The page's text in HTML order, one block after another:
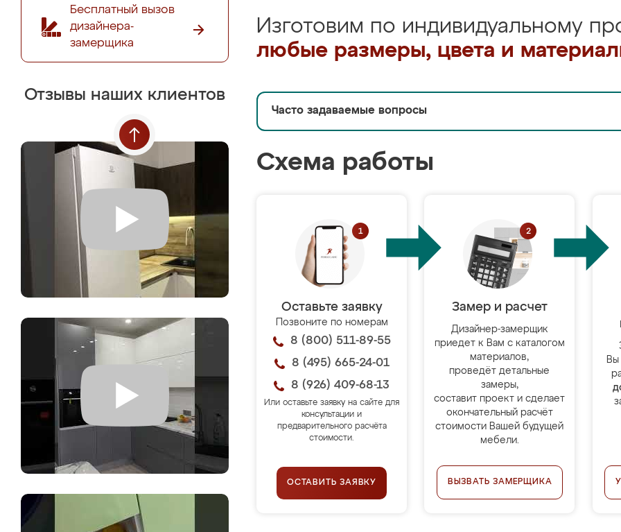
Бесплатный вызов
дизайнера-
замерщика
Отзывы наших клиентов
Изготовим по индивидуальному
любые размеры, цвета и
Часто задаваемые вопросы
Схема работы
Оставьте заявку
Позвоните по номерам
8 (800) 511-89-55
8 (495) 665-24-01
8 (926) 409-68-13
Или оставьте заявку на сайте для
консультации и
предварительного расчёта
стоимости.
ОСТАВИТЬ ЗАЯВКУ
Замер и расчет
Дизайнер-замерщик
приедет к Вам с каталогом
материалов,
проведёт детальные
замеры,
составит проект и сделает
окончательный расчёт
стоимости Вашей будущей
мебели.
ВЫЗВАТЬ ЗАМЕРЩИКА
Вы